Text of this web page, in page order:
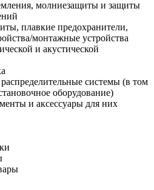
молниезащиты и защиты
плавкие предохранители,
монтажные устройства
и акустической
системы (в том
оборудование)
и аксессуары для них